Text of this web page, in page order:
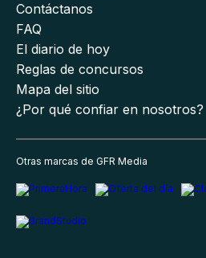
Contáctanos
FAQ
El diario de hoy
Reglas de concursos
Mapa del sitio
¿Por qué confiar en nosotros?
Otras marcas de GFR Media